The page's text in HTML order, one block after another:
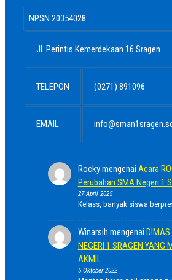
NPSN 20354028
Jl. Perintis Kemerdekaan 16 Sragen
TELEPON (0271) 891096
EMAIL
Rockymengenai Acara
Perubahan SMA Negeri 1
27 April 2025
Kelass, banyak siswa
Winarsih mengenai
NEGERI 1 SRAGEN YANG
AKMIL
5 Oktober 2022